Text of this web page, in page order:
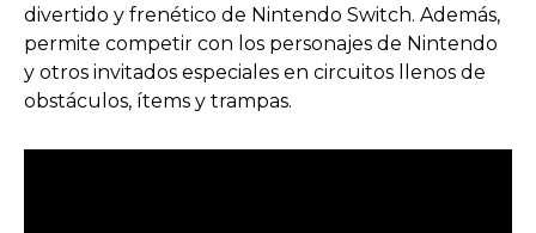
divertido y frenético de Nintendo Switch. Además,
permite competir con los personajes de Nintendo
y otros invitados especiales en circuitos llenos de
obstáculos, ítems y trampas.